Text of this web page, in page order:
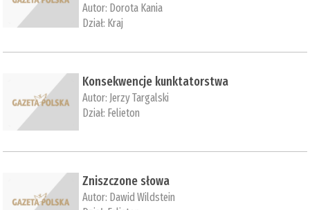
Autor: Dorota Kania
Dział: Kraj
Konsekwencje kunktatorstwa
Autor: Jerzy Targalski
Dział: Felieton
Zniszczone słowa
Autor: Dawid Wildstein